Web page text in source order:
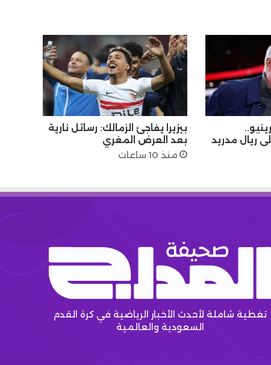
ريال مدريد
بيزيرا يفاجئ الزمالك: رسائل نارية
بعد العرض المغري
منذ 10 ساعات
تغطية شاملة لأحدث الأخبار الرياضية في كرة القدم
السعودية والعالمية